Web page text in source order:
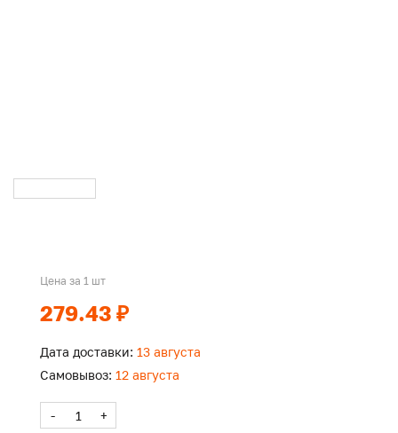
Цена за 1 шт
279.43 ₽
Дата доставки: 13 августа
Самовывоз: 12 августа
- +